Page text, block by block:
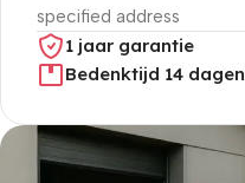
specified address
1 jaar garantie
Bedenktijd 14 dagen